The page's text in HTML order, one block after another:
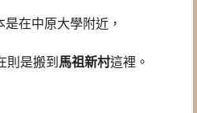
是在中原大學附近，
則是搬到 馬祖新村這裡。